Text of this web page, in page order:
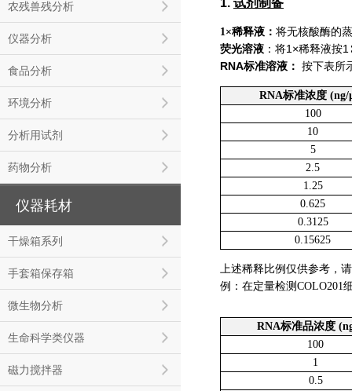
农残兽残分析
仪器分析
食品分析
环境分析
分析用试剂
药物分析
仪器耗材
干燥箱系列
手套箱保存箱
微生物分析
生命科学类仪器
磁力搅拌器
1×稀释液： 将无核酸酶的
荧光溶液 ：将1×稀释液按
RNA标准溶液： 按下表所
RNA标准浓度 (ng/
100
10
5
2.5
1.25
0.625
0.3125
0.15625
上述稀释比例仅供参考，
例：在定量检测COLO201
RNA标准品浓度
100
1
0.5